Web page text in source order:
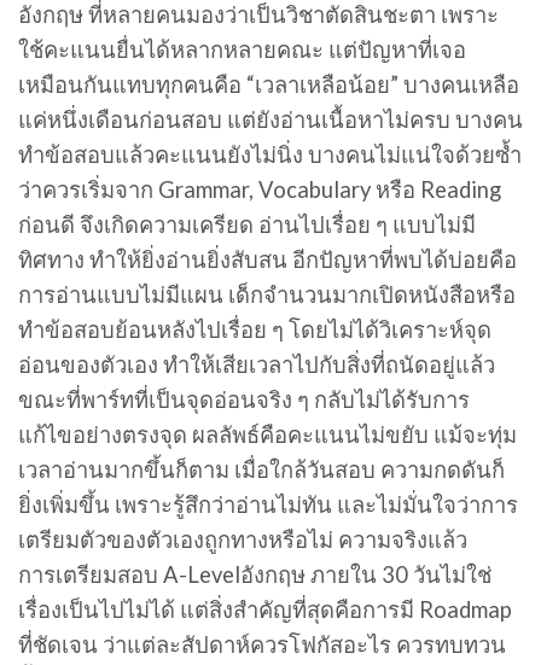
อังกฤษ ที่หลายคนมองว่าเป็นวิชาตัดสินชะตา เพราะ
ใช้คะแนนยื่นได้หลากหลายคณะ แต่ปัญหาที่เจอ
เหมือนกันแทบทุกคนคือ “เวลาเหลือน้อย” บางคนเหลือ
แค่หนึ่งเดือนก่อนสอบ แต่ยังอ่านเนื้อหาไม่ครบ บางคน
ทำข้อสอบแล้วคะแนนยังไม่นิ่ง บางคนไม่แน่ใจด้วยซ้ำ
ว่าควรเริ่มจาก Grammar, Vocabulary หรือ Reading
ก่อนดี จึงเกิดความเครียด อ่านไปเรื่อย ๆ แบบไม่มี
ทิศทาง ทำให้ยิ่งอ่านยิ่งสับสน อีกปัญหาที่พบได้บ่อยคือ
การอ่านแบบไม่มีแผน เด็กจำนวนมากเปิดหนังสือหรือ
ทำข้อสอบย้อนหลังไปเรื่อย ๆ โดยไม่ได้วิเคราะห์จุด
อ่อนของตัวเอง ทำให้เสียเวลาไปกับสิ่งที่ถนัดอยู่แล้ว
ขณะที่พาร์ทที่เป็นจุดอ่อนจริง ๆ กลับไม่ได้รับการ
แก้ไขอย่างตรงจุด ผลลัพธ์คือคะแนนไม่ขยับ แม้จะทุ่ม
เวลาอ่านมากขึ้นก็ตาม เมื่อใกล้วันสอบ ความกดดันก็
ยิ่งเพิ่มขึ้น เพราะรู้สึกว่าอ่านไม่ทัน และไม่มั่นใจว่าการ
เตรียมตัวของตัวเองถูกทางหรือไม่ ความจริงแล้ว
การเตรียมสอบ A-Levelอังกฤษ ภายใน 30 วันไม่ใช่
เรื่องเป็นไปไม่ได้ แต่สิ่งสำคัญที่สุดคือการมี Roadmap
ที่ชัดเจน ว่าแต่ละสัปดาห์ควรโฟกัสอะไร ควรทบทวน